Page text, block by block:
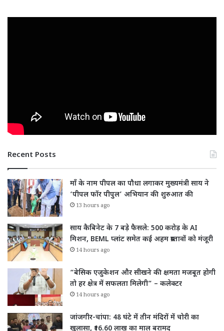
Recent Posts
माँ के नाम पीपल का पौधा लगाकर मुख्यमंत्री साय ने
‘पीपल फॉर पीपुल’ अभियान की शुरुआत की
13 hours ago
साय कैबिनेट के 7 बड़े फैसले: 500 करोड़ के AI
मिशन, BEML प्लांट समेत कई अहम प्रस्तावों को मंजूरी
14 hours ago
“बेसिक एजुकेशन और सीखने की क्षमता मजबूत होगी
तो हर क्षेत्र में सफलता मिलेगी” – कलेक्टर
14 hours ago
जांजगीर-चांपा: 48 घंटे में तीन मंदिरों में चोरी का
खुलासा, ₹16.60 लाख का माल बरामद